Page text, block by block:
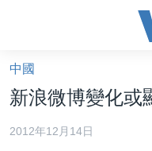
礙
鏈
接
跳
美國大選2024
中國
新浪微博變化或
2012年12月14日